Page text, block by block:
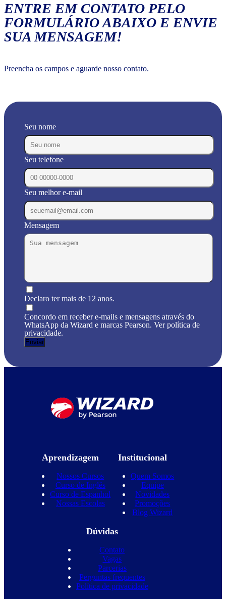
ENTRE EM CONTATO PELO
FORMULÁRIO ABAIXO E ENVIE
SUA MENSAGEM!
Preencha os campos e aguarde nosso contato.
Seu nome
Seu telefone
Seu melhor e-mail
Mensagem
Declaro ter mais de 12 anos.
Concordo em receber e-mails e mensagens através do
WhatsApp da Wizard e marcas Pearson. Ver política de
privacidade.
Aprendizagem
Nossos Cursos
Curso de Inglês
Curso de Espanhol
Nossas Escolas
Institucional
Quem Somos
Equipe
Novidades
Promoções
Blog Wizard
Dúvidas
Contato
Vagas
Parcerias
Perguntas frequentes
Política de privacidade